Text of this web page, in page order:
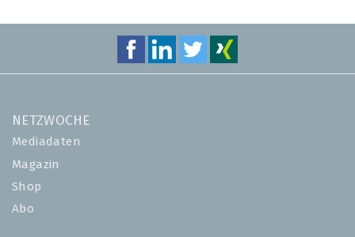
NETZWOCHE
Mediadaten
Magazin
Shop
Abo